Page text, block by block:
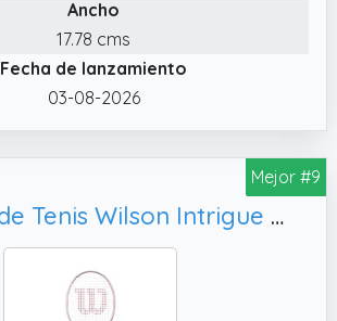
Ancho
17.78 cms
Fecha de lanzamiento
03-08-2026
Mejor #9
Raqueta de Tenis Wilson Intrigue SE, Talla: 1